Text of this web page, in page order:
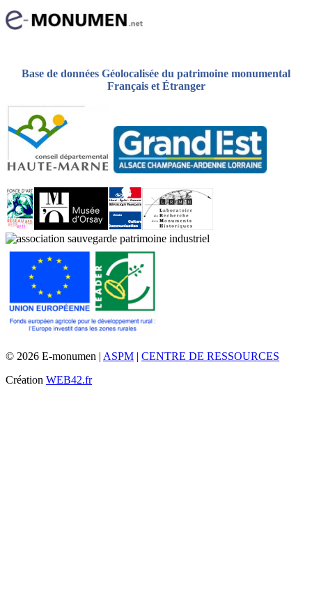
Base de données Géolocalisée du patrimoine monumental
Français et Étranger
© 2026 E-monumen | ASPM | CENTRE DE RESSOURCES
Création WEB42.fr